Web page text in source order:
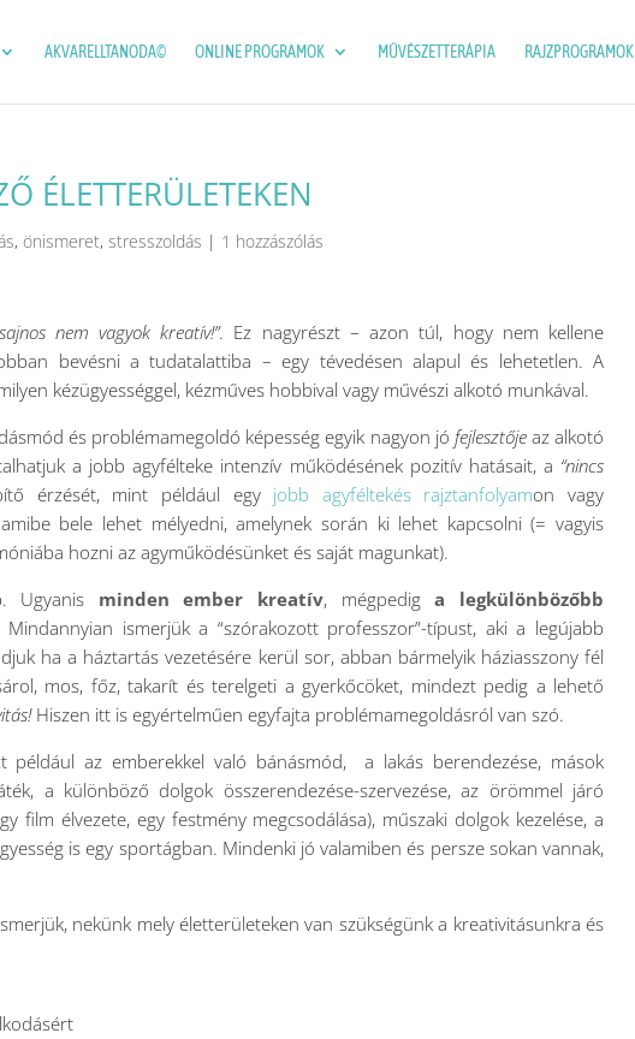
AKVARELLTANODA© ONLINE PROGRAMOK MŰVÉSZETTERÁPIA RAJZPROGRAMOK
ÉLETTERÜLETEKEN
, önismeret,stresszoldás | 1 hozzászólás
nem vagyok kreatív!”. Ez nagyrészt – azon túl, hogy nem kellene
bevésni a tudatalattiba – egy tévedésen alapul és lehetetlen. A
kézügyességgel, kézműves hobbival vagy művészi alkotó munkával.
és problémamegoldó képesség egyik nagyon jó fejlesztője az alkotó
a jobb agyfélteke intenzív működésének pozitív hatásait, a “nincs
érzését, mint például egy jobb agyféltekés rajztanfolyamon vagy
bele lehet mélyedni, amelynek során ki lehet kapcsolni (= vagyis
hozni az agyműködésünket és saját magunkat).
Ugyanis minden ember kreatív, mégpediga legkülönbözőbb
Mindannyian ismerjük a “szórakozott professzor”-típust, aki a legújabb
ha a háztartás vezetésére kerül sor, abban bármelyik háziasszony fél
mos, főz, takarít és terelgeti a gyerkőcöket, mindezt pedig a lehető
Hiszen itt is egyértelműen egyfajta problémamegoldásról van szó.
az emberekkel való bánásmód, a lakás berendezése, mások
a különböző dolgok összerendezése-szervezése, az örömmel járó
film élvezete, egy festmény megcsodálása), műszaki dolgok kezelése, a
is egy sportágban. Mindenki jó valamiben és persze sokan vannak,
nekünk mely életterületeken van szükségünk a kreativitásunkra és